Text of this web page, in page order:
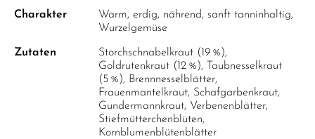
Charakter
Warm, erdig, nährend, sanft tanninhaltig,
Wurzelgemüse
Zutaten
Storchschnabelkraut (19 %),
Goldrutenkraut (12 %), Taubnesselkraut
(5 %), Brennnesselblätter,
Frauenmantelkraut, Schafgarbenkraut,
Gundermannkraut, Verbenenblätter,
Stiefmütterchenblüten,
Kornblumenblütenblätter